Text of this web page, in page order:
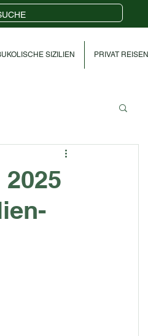
SIZILIEN PRIVAT REISEN